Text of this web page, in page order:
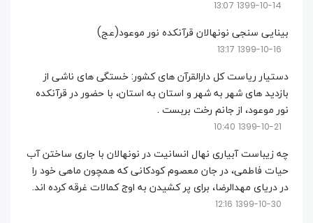
1399-10-14 13:07
بینایی سنجی نونهالان قرآنکده نور موعود(عج)
1399-10-16 13:17
دستیار ریاست کل دارالقرآن های کشور: خستگی های ناشی از
بازدید های شهر به شهر و استان به استان، با حضور در قرآنکده
نور موعود، از جانم رخت بربست .
1399-10-21 10:40
چه زیباست آبیاری نهال انسانیت در نونهالان با جاری ساختن آب
حیات فاطمی، در جان معصوم کودکانی که همچون ماهی خود را
در دریای مهدالرضا، برای پر کشیدن به اوج کمالات غرقه کرده اند.
1399-10-30 12:16